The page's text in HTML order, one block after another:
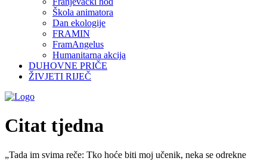
Škola animatora
Dan ekologije
FRAMIN
FramAngelus
Humanitarna akcija
DUHOVNE PRIČE
ŽIVJETI RIJEČ
Citat tjedna
„Tada im svima reče: Tko hoće biti moj učenik, neka se odrekne